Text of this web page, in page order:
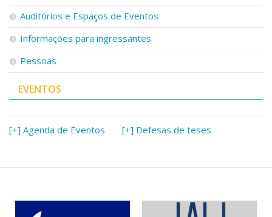
Auditórios e Espaços de Eventos
Informações para ingressantes
Pessoas
EVENTOS
[+] Agenda de Eventos [+] Defesas de teses